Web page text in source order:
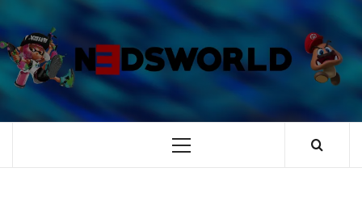
al
contenido
TUS ESPECIALISTAS EN NINTENDO
Menú